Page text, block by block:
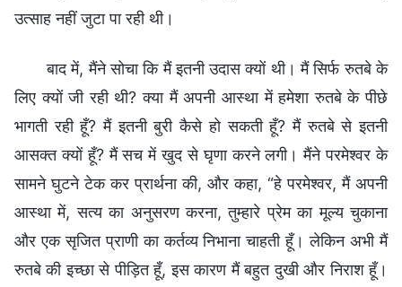
उत्साह नहीं जुटा पा रही थी।
बाद में, मैंने सोचा कि मैं इतनी उदास क्यों थी। मैं सिर्फ रुतबे के
लिए क्यों जी रही थी? क्या मैं अपनी आस्था में हमेशा रुतबे के पीछे
भागती रही हूँ? मैं इतनी बुरी कैसे हो सकती हूँ? मैं रुतबे से इतनी
आसक्त क्यों हूँ? मैं सच में खुद से घृणा करने लगी। मैंने परमेश्वर के
सामने घुटने टेक कर प्रार्थना की, और कहा, “हे परमेश्वर, मैं अपनी
आस्था में, सत्य का अनुसरण करना, तुम्हारे प्रेम का मूल्य चुकाना
और एक सृजित प्राणी का कर्तव्य निभाना चाहती हूँ। लेकिन अभी मैं
रुतबे की इच्छा से पीड़ित हूँ, इस कारण मैं बहुत दुखी और निराश हूँ।